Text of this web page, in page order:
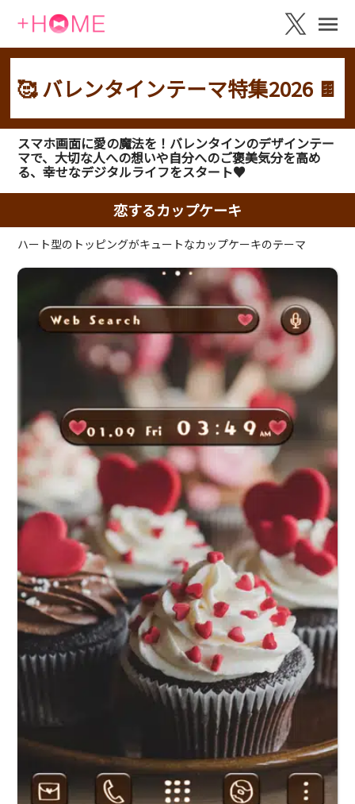
🥰 バレンタインテーマ特集2026 🍫
スマホ画面に愛の魔法を！バレンタインのデザインテー
マで、大切な人への想いや自分へのご褒美気分を高め
る、幸せなデジタルライフをスタート♥️
恋するカップケーキ
ハート型のトッピングがキュートなカップケーキのテーマ